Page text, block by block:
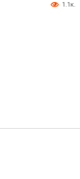
1.1к.